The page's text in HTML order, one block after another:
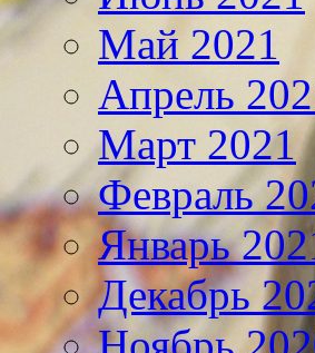
Май 2021
Апрель
Март 2021
Февраль
Январь
Декабрь